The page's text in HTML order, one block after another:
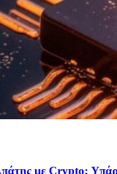
με Crypto;